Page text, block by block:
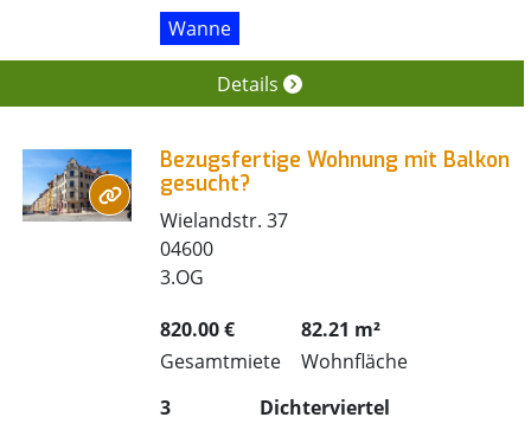
Wanne
Details
Bezugsfertige Wohnung mit Balkon
gesucht?
Wielandstr. 37
04600
3.OG
820.00 €
Gesamtmiete
82.21 m²
Wohnfläche
3
Dichterviertel